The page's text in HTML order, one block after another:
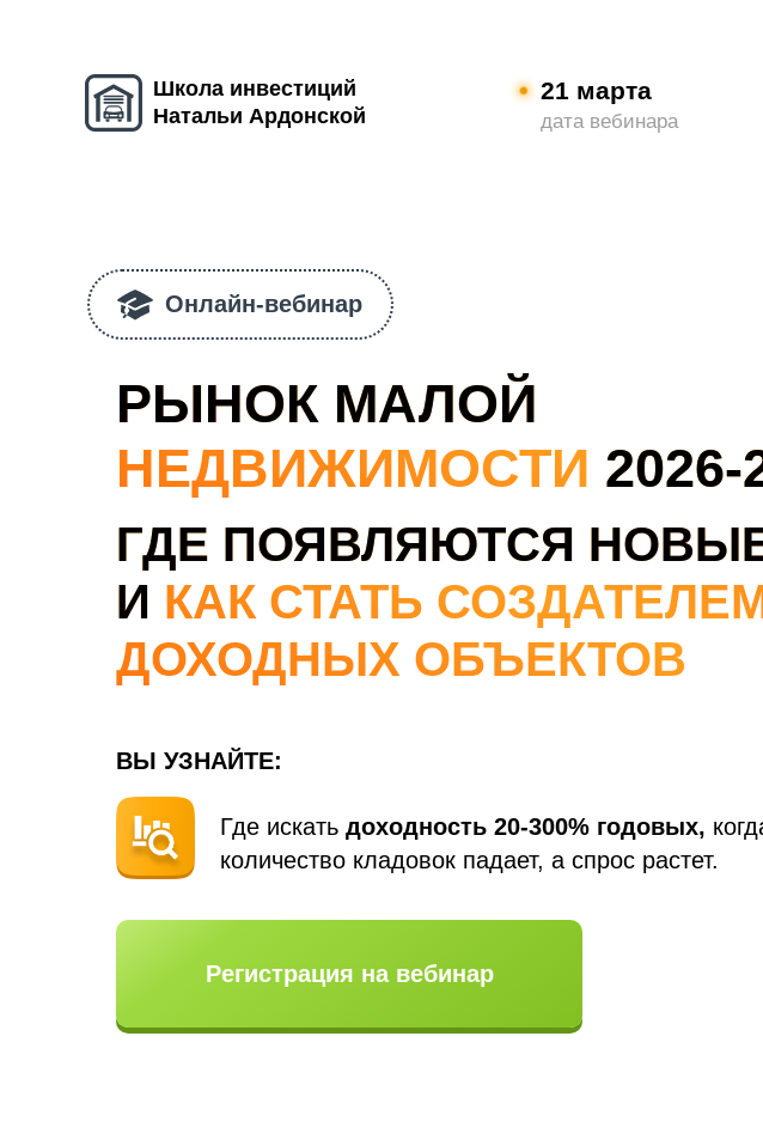
Где искать доходность 20-300% годовых,
количество кладовок падает, а спрос растет.
ВЫ УЗНАЙТЕ:
РЫНОК МАЛОЙ
НЕДВИЖИМОСТИ 2026-
ГДЕ ПОЯВЛЯЮТСЯ
И КАК СТАТЬ
ДОХОДНЫХ ОБЪЕКТОВ
Онлайн-вебинар
Регистрация на вебинар
21 марта
дата вебинара
Школа инвестиций
Натальи Ардонской